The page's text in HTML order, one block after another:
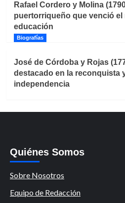
Rafael Cordero y Molina
puertorriqueño que venció el
educación
Biografías
José de Córdoba y Rojas
destacado en la reconquista
independencia
Quiénes Somos
Sobre Nosotros
Equipo de Redacción